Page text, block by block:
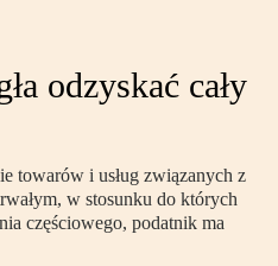
odzyskać cały
towarów i usług związanych z
w stosunku do których
częściowego, podatnik ma